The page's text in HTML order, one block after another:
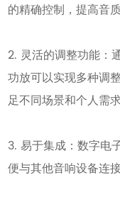
的精确控制，提高音
2. 灵活的调整功能：
功放可以实现多种调
足不同场景和个人需求
3. 易于集成：数字电
便与其他音响设备连接